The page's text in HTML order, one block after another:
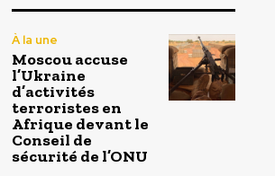
À la une
Moscou accuse
l’Ukraine
d’activités
terroristes en
Afrique devant le
Conseil de
sécurité de l’ONU